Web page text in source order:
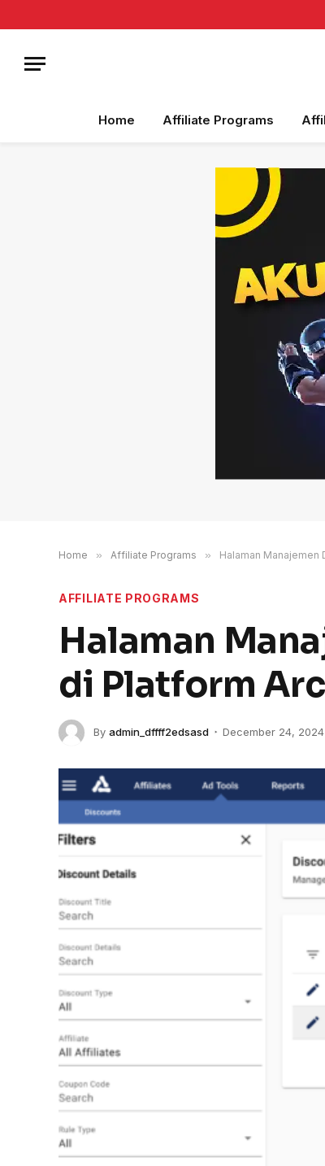
Home Affiliate Programs
Home » Affiliate Programs » Halaman Manajemen
AFFILIATE PROGRAMS
Halaman
di Platform
By admin_dffff2edsasd December 24, 2024